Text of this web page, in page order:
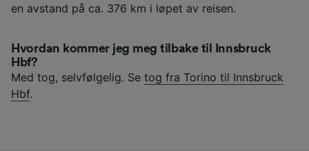
en avstand på ca. 376 km i løpet av reisen.
Hvordan kommer jeg meg tilbake til Innsbruck
Hbf?
Med tog, selvfølgelig. Se tog fra Torino til Innsbruck
Hbf.